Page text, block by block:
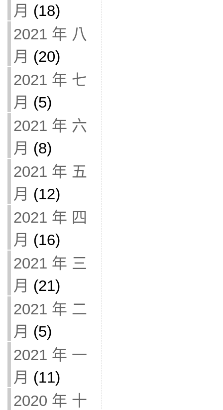
月 (18)
2021 年 八
月 (20)
2021 年 七
月 (5)
2021 年 六
月 (8)
2021 年 五
月 (12)
2021 年 四
月 (16)
2021 年 三
月 (21)
2021 年 二
月 (5)
2021 年 一
月 (11)
2020 年 十